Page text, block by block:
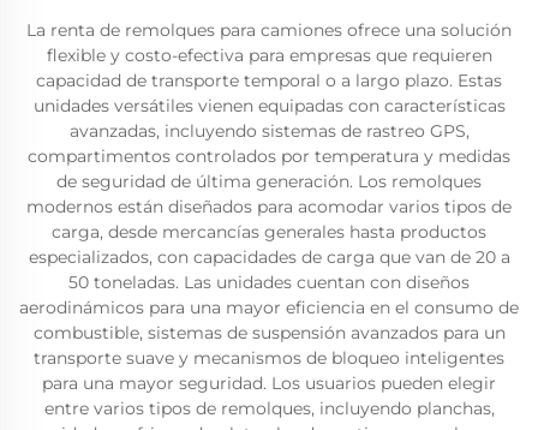
La renta de remolques para camiones ofrece una solución
flexible y costo-efectiva para empresas que requieren
capacidad de transporte temporal o a largo plazo. Estas
unidades versátiles vienen equipadas con características
avanzadas, incluyendo sistemas de rastreo GPS,
compartimentos controlados por temperatura y medidas
de seguridad de última generación. Los remolques
modernos están diseñados para acomodar varios tipos de
carga, desde mercancías generales hasta productos
especializados, con capacidades de carga que van de 20 a
50 toneladas. Las unidades cuentan con diseños
aerodinámicos para una mayor eficiencia en el consumo de
combustible, sistemas de suspensión avanzados para un
transporte suave y mecanismos de bloqueo inteligentes
para una mayor seguridad. Los usuarios pueden elegir
entre varios tipos de remolques, incluyendo planchas,